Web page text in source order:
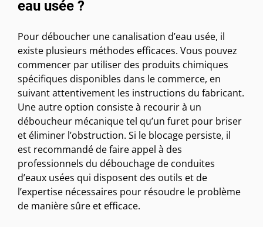
eau usée ?
Pour déboucher une canalisation d’eau usée, il
existe plusieurs méthodes efficaces. Vous pouvez
commencer par utiliser des produits chimiques
spécifiques disponibles dans le commerce, en
suivant attentivement les instructions du fabricant.
Une autre option consiste à recourir à un
déboucheur mécanique tel qu’un furet pour briser
et éliminer l’obstruction. Si le blocage persiste, il
est recommandé de faire appel à des
professionnels du débouchage de conduites
d’eaux usées qui disposent des outils et de
l’expertise nécessaires pour résoudre le problème
de manière sûre et efficace.